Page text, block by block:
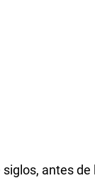
antes